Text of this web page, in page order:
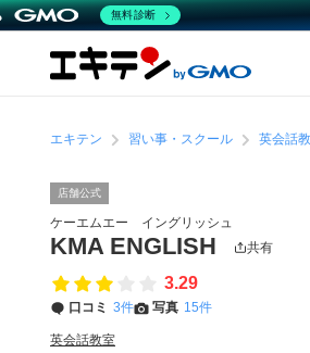
エキテン 習い事・スクール 英会話
店舗公式
ケーエムエー イングリッシュ
KMA ENGLISH 共有
3.29
口コミ 3件 写真 15件
英会話教室
無料診断